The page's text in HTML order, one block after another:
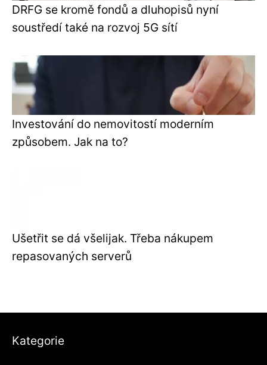
DRFG se kromě fondů a dluhopisů nyní
soustředí také na rozvoj 5G sítí
Investování do nemovitostí moderním
způsobem. Jak na to?
Ušetřit se dá všelijak. Třeba nákupem
repasovaných serverů
Kategorie